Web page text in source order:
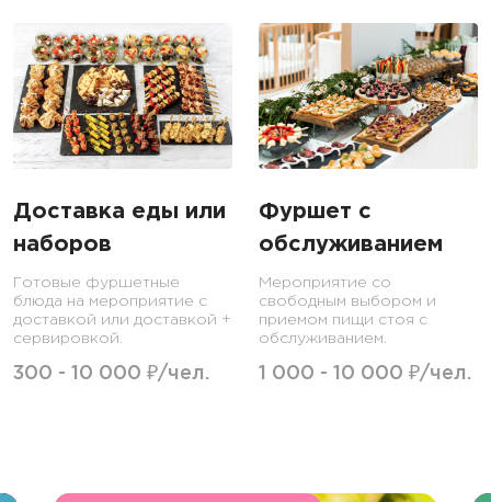
Доставка еды или
наборов
Готовые фуршетные
блюда на мероприятие с
доставкой или доставкой +
сервировкой.
300 - 10 000 ₽/чел.
Фуршет с
обслуживанием
Мероприятие со
свободным выбором и
приемом пищи стоя с
обслуживанием.
1 000 - 10 000 ₽/чел.